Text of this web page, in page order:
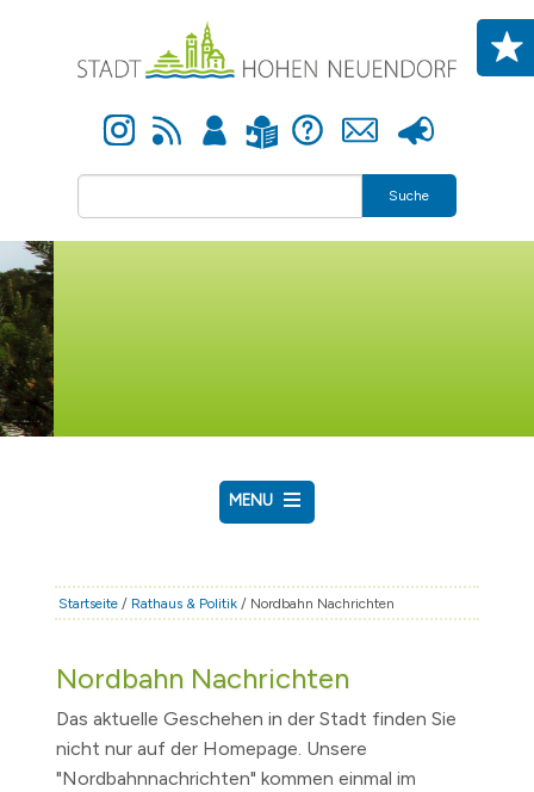
Instagram Newsfeed Anmelden Leichte Sprache Hilfe Kontakt Presse
Suche
MENU
RATHAUS & POLITIK
FAMILIE & BILDUNG
TOURISMUS
BAUEN & WIRTSCHAFT
Startseite / Rathaus & Politik / Nordbahn Nachrichten
Nordbahn Nachrichten
Das aktuelle Geschehen in der Stadt finden Sie
nicht nur auf der Homepage. Unsere
"Nordbahnnachrichten" kommen einmal im